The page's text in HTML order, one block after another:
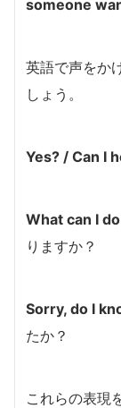
someone
英語で声をか
しょう。
Yes? / Can I
What can I
りますか？
Sorry, do I
たか？
これらの表現